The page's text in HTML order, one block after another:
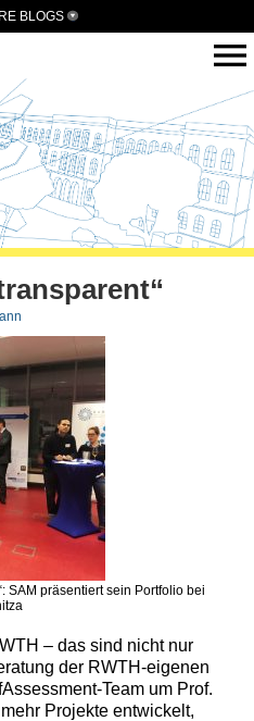
BLOGS
SAM präsentiert sein Portfolio bei
– das sind nicht nur
der RWTH-eigenen
Team um Prof.
Projekte entwickelt,